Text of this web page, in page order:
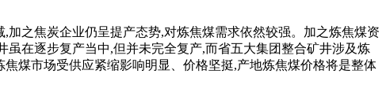
之焦炭企业仍呈提产态势,对炼焦煤需求依然较强。加之炼焦煤资
在逐步复产当中,但并未完全复产,而省五大集团整合矿井涉及炼
煤市场受供应紧缩影响明显、价格坚挺,产地炼焦煤价格将是整体